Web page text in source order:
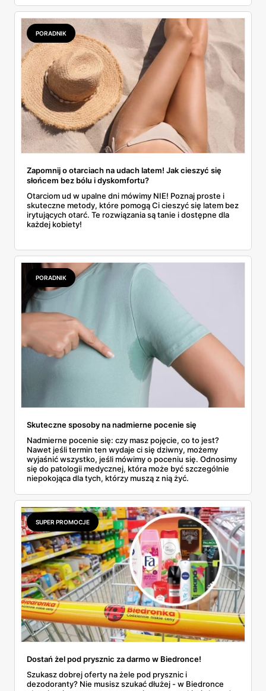
PORADNIK
Zapomnij o otarciach na udach latem! Jak cieszyć się
słońcem bez bólu i dyskomfortu?
Otarciom ud w upalne dni mówimy NIE! Poznaj proste i
skuteczne metody, które pomogą Ci cieszyć się latem bez
irytujących otarć. Te rozwiązania są tanie i dostępne dla
każdej kobiety!
PORADNIK
Skuteczne sposoby na nadmierne pocenie się
Nadmierne pocenie się: czy masz pojęcie, co to jest?
Nawet jeśli termin ten wydaje ci się dziwny, możemy
wyjaśnić wszystko, jeśli mówimy o poceniu się. Odnosimy
się do patologii medycznej, która może być szczególnie
niepokojąca dla tych, którzy muszą z nią żyć.
SUPER PROMOCJE
Dostań żel pod prysznic za darmo w Biedronce!
Szukasz dobrej oferty na żele pod prysznic i
dezodoranty? Nie musisz szukać dłużej - w Biedronce